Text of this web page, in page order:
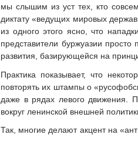
мы слышим из уст тех, кто
диктату «ведущих мировых
из одного этого ясно, что
представители буржуазии
развития, базирующейся на
Практика показывает, что
повторять их штампы о
даже в рядах левого движения.
вокруг ленинской внешней
Так, многие делают акцент на